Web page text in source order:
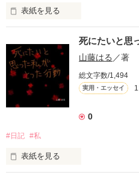
そのYouTuberさんのモットーは
「いつでも帰られるお家」
というモットーで動画を上げて
私はそのYouTuberさんは私にと
す。
今回はそのYouTube界のお母さ
表紙を見る
なんで伝えたいかと言うと素直
伝えたい人は...
同級生のAちゃん、Ｔさん、Eさ
ただその一言を目を見て言えれ
強い。
死にたいと思
山藤はる ／著
総文字数/1,494
実用・エッセイ
0
#日記 #私
表紙を見る